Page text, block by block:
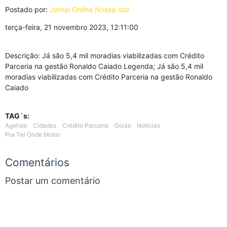
Postado por: Jornal Online Nossa Voz
terça-feira, 21 novembro 2023, 12:11:00
Descrição: Já são 5,4 mil moradias viabilizadas com Crédito
Parceria na gestão Ronaldo Caiado Legenda; Já são 5,4 mil
moradias viabilizadas com Crédito Parceria na gestão Ronaldo
Caiado
TAG´s:
Agehab Cidades Crédito Parceria Goiás
Notícias
Pra Ter Onde Morar
Comentários
Postar um comentário